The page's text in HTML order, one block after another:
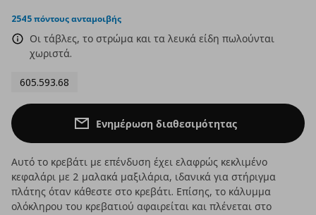
rating
2545 πόντους ανταμοιβής
Οι τάβλες, το στρώμα και τα λευκά είδη πωλούνται
χωριστά.
605.593.68
Ενημέρωση διαθεσιμότητας
Αυτό το κρεβάτι με επένδυση έχει ελαφρώς κεκλιμένο
κεφαλάρι με 2 μαλακά μαξιλάρια, ιδανικά για στήριγμα
πλάτης όταν κάθεστε στο κρεβάτι. Επίσης, το κάλυμμα
ολόκληρου του κρεβατιού αφαιρείται και πλένεται στο